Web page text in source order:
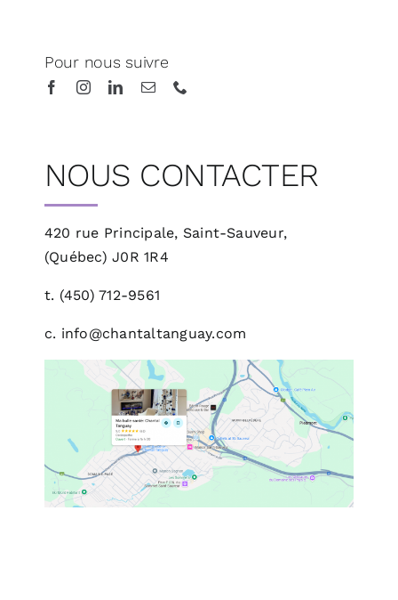
Pour nous suivre
NOUS CONTACTER
420 rue Principale, Saint-Sauveur,
(Québec)J0R 1R4
t. (450) 712-9561
c. info@chantaltanguay.com